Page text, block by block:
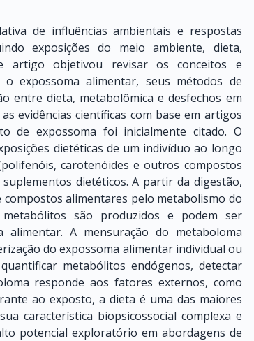
de influências ambientais e respostas
exposições do meio ambiente, dieta,
artigo objetivou revisar os conceitos e
o expossoma alimentar, seus métodos de
entre dieta, metabolômica e desfechos em
evidências científicas com base em artigos
de expossoma foi inicialmente citado. O
dietéticas de um indivíduo ao longo
carotenóides e outros compostos
dietéticos. A partir da digestão,
alimentares pelo metabolismo do
são produzidos e podem ser
A mensuração do metaboloma
do expossoma alimentar individual ou
metabólitos endógenos, detectar
responde aos fatores externos, como
ao exposto, a dieta é uma das maiores
característica biopsicossocial complexa e
potencial exploratório em abordagens de